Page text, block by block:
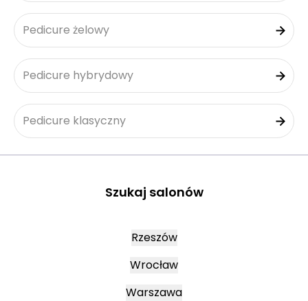
Pedicure żelowy
Pedicure hybrydowy
Pedicure klasyczny
Szukaj salonów
Rzeszów
Wrocław
Warszawa